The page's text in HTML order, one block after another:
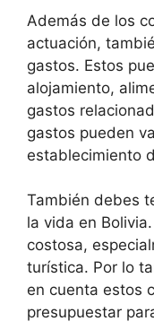
Además de los
actuación,
gastos. Estos
alojamiento,
gastos
gastos pueden
establecimiento
También debes
la vida en
costosa,
turística. Por lo
en cuenta estos
presupuestar